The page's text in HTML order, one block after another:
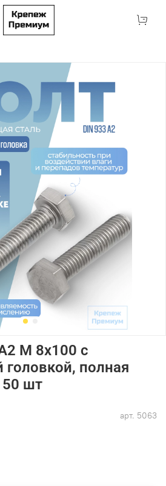
арт. 5063
M 8х100 с
головкой, полная
50 шт